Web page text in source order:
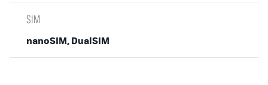
SIM
nanoSIM, DualSIM